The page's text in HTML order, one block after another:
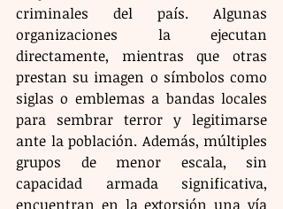
criminales del país. Algunas
organizaciones la ejecutan
directamente, mientras que otras
prestan su imagen o símbolos como
siglas o emblemas a bandas locales
para sembrar terror y legitimarse
ante la población. Además, múltiples
grupos de menor escala, sin
capacidad armada significativa,
encuentran en la extorsión una vía